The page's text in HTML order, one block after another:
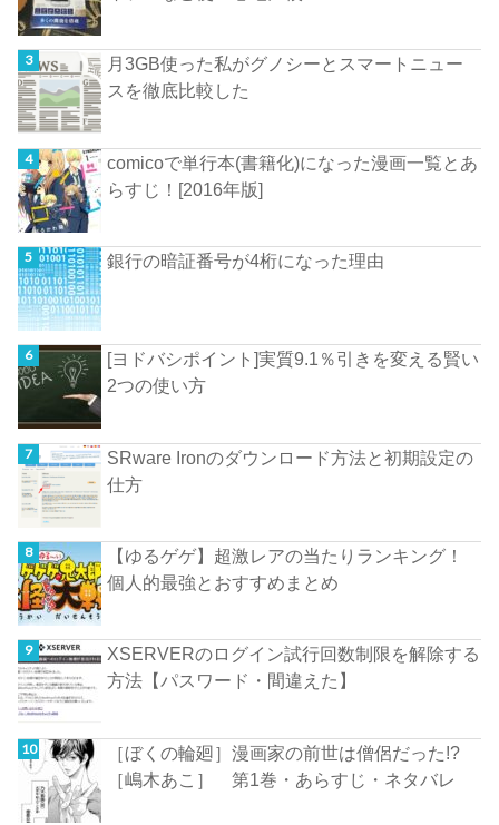
月3GB使った私がグノシーとスマートニュー
スを徹底比較した
comicoで単行本(書籍化)になった漫画一覧とあ
らすじ！[2016年版]
銀行の暗証番号が4桁になった理由
[ヨドバシポイント]実質9.1％引きを変える賢い
2つの使い方
SRware Ironのダウンロード方法と初期設定の
仕方
【ゆるゲゲ】超激レアの当たりランキング！
個人的最強とおすすめまとめ
XSERVERのログイン試行回数制限を解除する
方法【パスワード・間違えた】
［ぼくの輪廻］漫画家の前世は僧侶だった!?
［嶋木あこ］ 第1巻・あらすじ・ネタバレ